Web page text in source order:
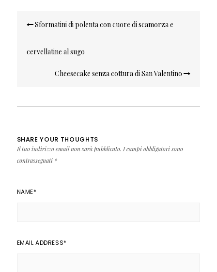
Navigazione
Sformatini di polenta con cuore di scamorza e
cervellatine al sugo
Cheesecake senza cottura di San Valentino
SHARE YOUR THOUGHTS
Il tuo indirizzo email non sarà pubblicato. I campi obbligatori sono
contrassegnati *
NAME*
EMAIL ADDRESS*